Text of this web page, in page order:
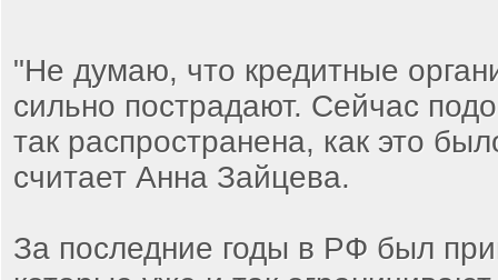
"Не думаю, что кредитные
сильно пострадают. Сейчас
так распространена, как это
считает Анна Зайцева.
За последние годы в РФ был